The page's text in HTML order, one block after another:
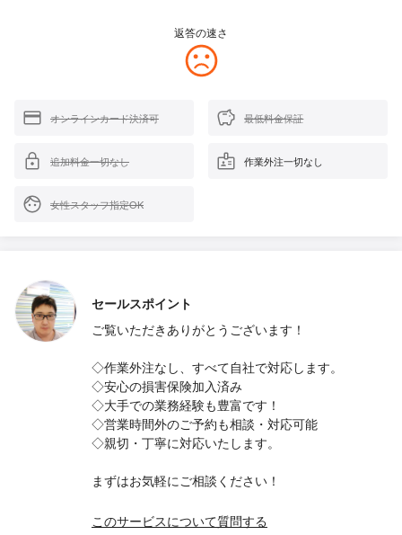
返答の速さ
オンラインカード決済可 最低料金保証
追加料金一切なし 作業外注一切なし
女性スタッフ指定OK
セールスポイント
ご覧いただきありがとうございます！
◇作業外注なし、すべて自社で対応します。
◇安心の損害保険加入済み
◇大手での業務経験も豊富です！
◇営業時間外のご予約も相談・対応可能
◇親切・丁寧に対応いたします。
まずはお気軽にご相談ください！
このサービスについて質問する